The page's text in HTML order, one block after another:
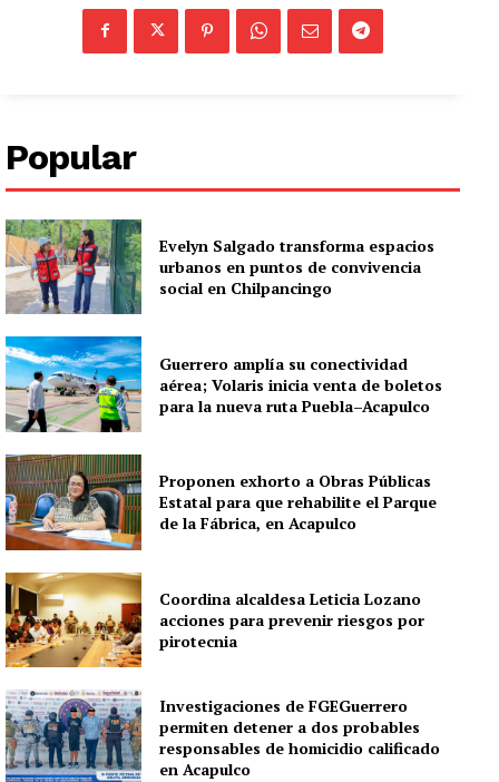
Popular
Evelyn Salgado transforma espacios
urbanos en puntos de convivencia
social en Chilpancingo
Guerrero amplía su conectividad
aérea; Volaris inicia venta de boletos
para la nueva ruta Puebla–Acapulco
Proponen exhorto a Obras Públicas
Estatal para que rehabilite el Parque
de la Fábrica, en Acapulco
Coordina alcaldesa Leticia Lozano
acciones para prevenir riesgos por
pirotecnia
Investigaciones de FGEGuerrero
permiten detener a dos probables
responsables de homicidio calificado
en Acapulco